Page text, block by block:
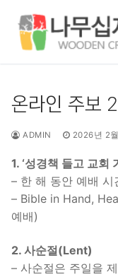
온라인 주보
ADMIN 2026년 2
1. ‘성경책 들고 교회
– 한 해 동안 예배 시
– Bible in Hand,
예배)
2. 사순절(Lent)
– 사순절은 주일을